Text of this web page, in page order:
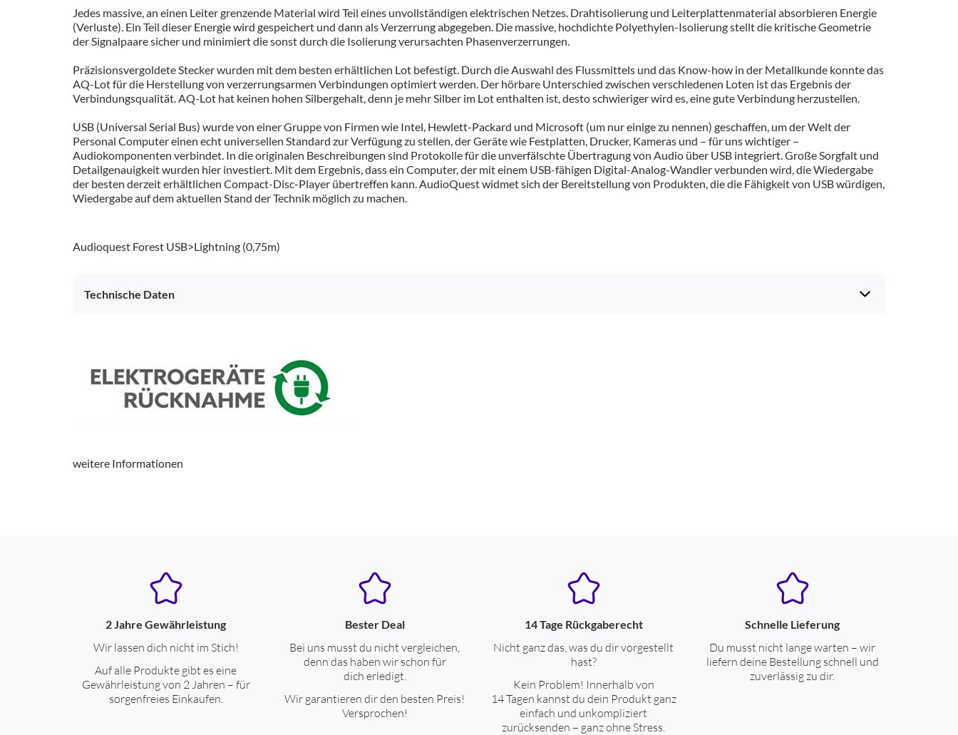
Jedes massive, an einen Leiter grenzende Material wird Teil eines unvollständigen elektrischen Netzes. Drahtisolierung und Leiterplattenmaterial absorbieren Energie
(Verluste). Ein Teil dieser Energie wird gespeichert und dann als Verzerrung abgegeben. Die massive, hochdichte Polyethylen-Isolierung stellt die kritische Geometrie
der Signalpaare sicher und minimiert die sonst durch die Isolierung verursachten Phasenverzerrungen.
Präzisionsvergoldete Stecker wurden mit dem besten erhältlichen Lot befestigt. Durch die Auswahl des Flussmittels und das Know-how in der Metallkunde konnte das
AQ-Lot für die Herstellung von verzerrungsarmen Verbindungen optimiert werden. Der hörbare Unterschied zwischen verschiedenen Loten ist das Ergebnis der
Verbindungsqualität. AQ-Lot hat keinen hohen Silbergehalt, denn je mehr Silber im Lot enthalten ist, desto schwieriger wird es, eine gute Verbindung herzustellen.
USB (Universal Serial Bus) wurde von einer Gruppe von Firmen wie Intel, Hewlett-Packard und Microsoft (um nur einige zu nennen) geschaffen, um der Welt der
Personal Computer einen echt universellen Standard zur Verfügung zu stellen, der Geräte wie Festplatten, Drucker, Kameras und – für uns wichtiger –
Audiokomponenten verbindet. In die originalen Beschreibungen sind Protokolle für die unverfälschte Übertragung von Audio über USB integriert. Große Sorgfalt und
Detailgenauigkeit wurden hier investiert. Mit dem Ergebnis, dass ein Computer, der mit einem USB-fähigen Digital-Analog-Wandler verbunden wird, die Wiedergabe
der besten derzeit erhältlichen Compact-Disc-Player übertreffen kann. AudioQuest widmet sich der Bereitstellung von Produkten, die die Fähigkeit von USB würdigen,
Wiedergabe auf dem aktuellen Stand der Technik möglich zu machen.
Audioquest Forest USB>Lightning (0,75m)
Technische Daten
weitere Informationen
2 Jahre Gewährleistung
Wir lassen dich nicht im Stich!
Auf alle Produkte gibt es eine
Gewährleistung von 2 Jahren – für
sorgenfreies Einkaufen.
Bester Deal
Bei uns musst du nicht vergleichen,
denn das haben wir schon für
dich erledigt.
Wir garantieren dir den besten Preis!
Versprochen!
14 Tage Rückgaberecht
Nicht ganz das, was du dir vorgestellt
hast?
Kein Problem! Innerhalb von
14 Tagen kannst du dein Produkt ganz
einfach und unkompliziert
zurücksenden – ganz ohne Stress.
Schnelle Lieferung
Du musst nicht lange warten – wir
liefern deine Bestellung schnell und
zuverlässig zu dir.